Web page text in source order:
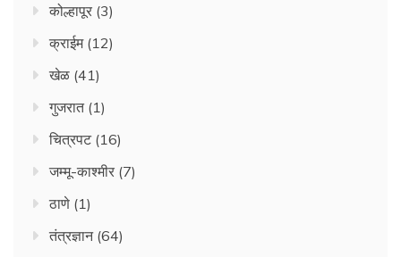
कोल्हापूर (3)
क्राईम(12)
खेळ (41)
गुजरात(1)
चित्रपट(16)
जम्मू-काश्मीर (7)
ठाणे (1)
तंत्रज्ञान(64)